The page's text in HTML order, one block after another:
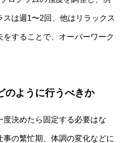
スは週1〜2回、他はリラックス
することで、オーバーワーク
のように行うべきか
度決めたら固定する必要はな
事の繁忙期、体調の変化などに